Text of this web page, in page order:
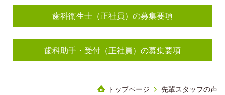
歯科衛生士（正社員）の募集要項
歯科助手・受付（正社員）の募集要項
トップページ 先輩スタッフの声